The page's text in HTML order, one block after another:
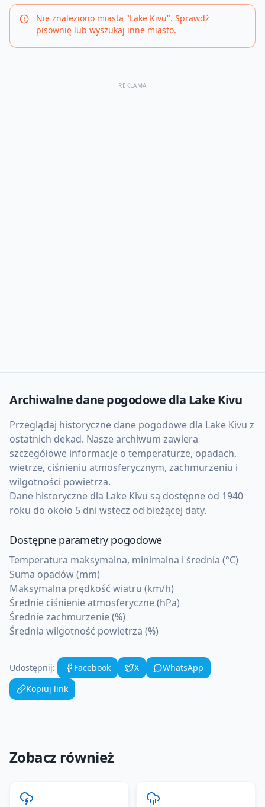
Nie znaleziono miasta "Lake Kivu". Sprawdź
pisownię lub wyszukaj inne miasto.
REKLAMA
Archiwalne dane pogodowe dla Lake Kivu
Przeglądaj historyczne dane pogodowe dla Lake Kivu z
ostatnich dekad. Nasze archiwum zawiera
szczegółowe informacje o temperaturze, opadach,
wietrze, ciśnieniu atmosferycznym, zachmurzeniu i
wilgotności powietrza.
Dane historyczne dla Lake Kivu są dostępne od 1940
roku do około 5 dni wstecz od bieżącej daty.
Dostępne parametry pogodowe
Temperatura maksymalna, minimalna i średnia (°C)
Suma opadów (mm)
Maksymalna prędkość wiatru (km/h)
Średnie ciśnienie atmosferyczne (hPa)
Średnie zachmurzenie (%)
Średnia wilgotność powietrza (%)
Udostępnij: Facebook X
WhatsApp
Kopiuj link
Zobacz również